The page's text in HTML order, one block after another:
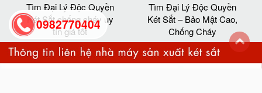
Tìm Đại Lý Độc Quyền
Két Sắt chống cháy uy
tín giá tốt
Tìm Đại Lý Độc Quyền
Két Sắt – Bảo Mật Cao,
Chống Cháy
0982770404
back